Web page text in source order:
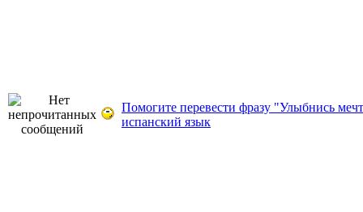
Помогите перевести фразу "Улыбнись
испанский язык